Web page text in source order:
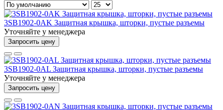
3SB1902-0AK Защитная крышка, шторки, пустые разъемы
Уточняйте у менеджера
Запросить цену
3SB1902-0AL Защитная крышка, шторки, пустые разъемы
Уточняйте у менеджера
Запросить цену